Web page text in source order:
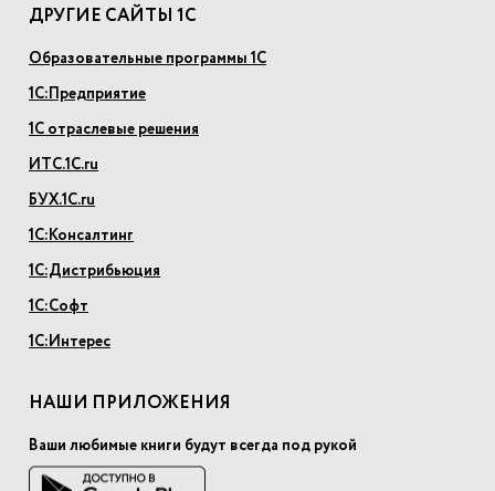
ДРУГИЕ САЙТЫ 1С
Образовательные программы 1С
1С:Предприятие
1С отраслевые решения
ИТС.1С.ru
БУХ.1С.ru
1С:Консалтинг
1С:Дистрибьюция
1С:Софт
1С:Интерес
НАШИ ПРИЛОЖЕНИЯ
Ваши любимые книги будут всегда под рукой